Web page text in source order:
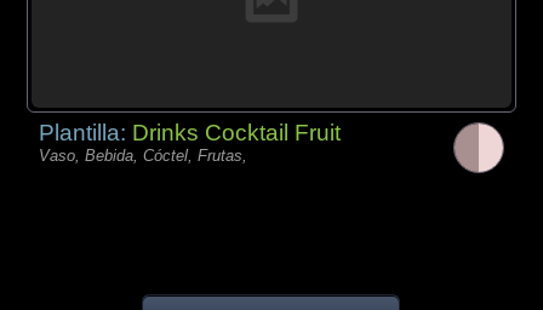
Plantilla: Drinks Cocktail Fruit
Vaso, Bebida, Cóctel, Frutas,